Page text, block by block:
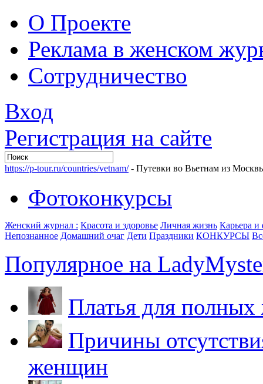
О Проекте
Реклама в женском
Сотрудничество
Вход
Регистрация на сайте
https://p-tour.ru/countries/vetnam/- Путевки во Вьетнам из
Фотоконкурсы
Женский журнал : Красота и здоровье Личная жизнь Карьера
Непознанное Домашний очаг Дети Праздники КОНКУРСЫ
Популярное на
Платья для
Причины
женщин